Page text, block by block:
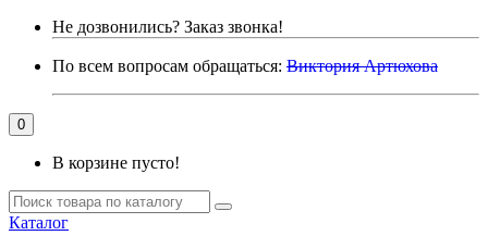
Не дозвонились? Заказ звонка!
По всем вопросам обращаться: Виктория Артюхова
0
В корзине пусто!
Каталог